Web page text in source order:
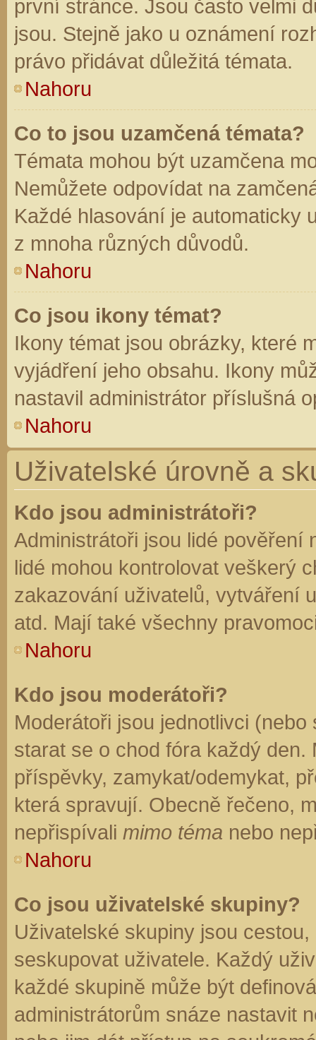
první stránce. Jsou často velmi
jsou. Stejně jako u oznámení
právo přidávat důležitá témata.
Nahoru
Co to jsou uzamčená témata?
Témata mohou být uzamčena
Nemůžete odpovídat na
Každé hlasování je automaticky
z mnoha různých důvodů.
Nahoru
Co jsou ikony témat?
Ikony témat jsou obrázky, které
vyjádření jeho obsahu. Ikony
nastavil administrátor příslušná
Nahoru
Uživatelské úrovně a
Kdo jsou administrátoři?
Administrátoři jsou lidé pověření
lidé mohou kontrolovat veškerý
zakazování uživatelů, vytváření
atd. Mají také všechny
Nahoru
Kdo jsou moderátoři?
Moderátoři jsou jednotlivci
starat se o chod fóra každý
příspěvky, zamykat/odemykat,
která spravují. Obecně řečeno,
nepřispívali mimo téma nebo
Nahoru
Co jsou uživatelské skupiny?
Uživatelské skupiny jsou
seskupovat uživatele. Každý
každé skupině může být
administrátorům snáze nastavit